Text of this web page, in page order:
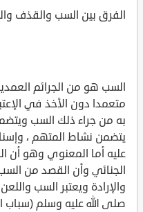
الفرق بين السب والقذف
السب هو من الجرائم
متعمدا دون الأخذ في
به من جراء ذلك السب
يتضمن نشاط المتهم ،
عليه أما المعنوي وهو أن
الجنائي وأن القصد من
والإرادة ويعتبر السب
صلى الله عليه وسلم